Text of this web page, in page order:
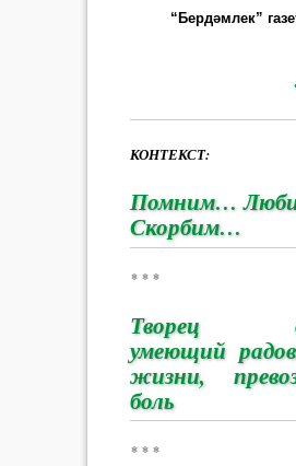
“Бердәмлек”
КОНТЕКСТ:
Помним…
Скорбим…
* * *
Творец
умеющий
жизни,
боль
* * *